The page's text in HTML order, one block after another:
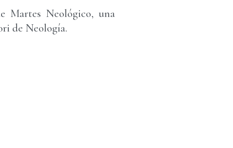
Martes Neológico, una
de Neología.